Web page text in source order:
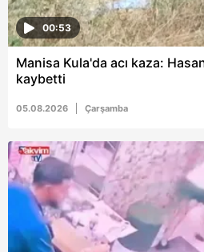
00:53
Manisa Kula'da acı kaza:
kaybetti
05.08.2026 Çarşamba